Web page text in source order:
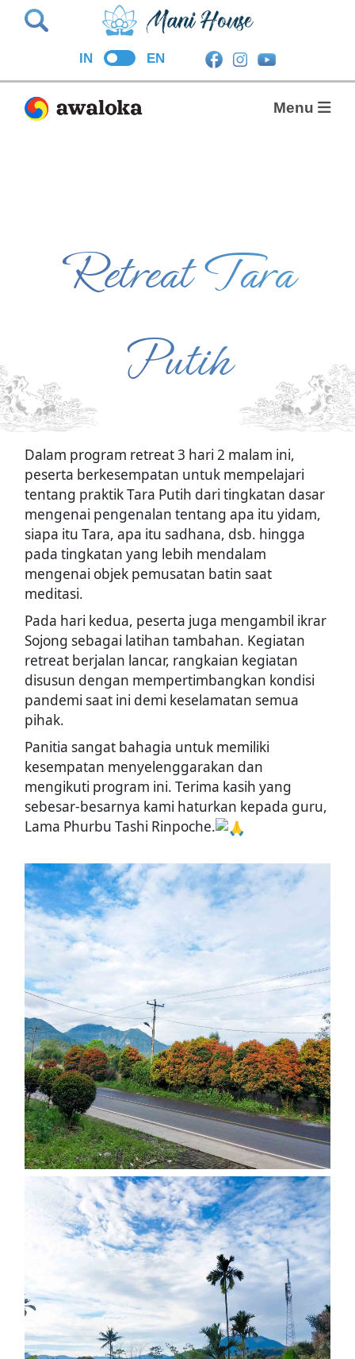
IN EN
Menu
Retreat Tara
Putih
Dalam program retreat 3 hari 2 malam ini,
peserta berkesempatan untuk mempelajari
tentang praktik Tara Putih dari tingkatan dasar
mengenai pengenalan tentang apa itu yidam,
siapa itu Tara, apa itu sadhana, dsb. hingga
pada tingkatan yang lebih mendalam
mengenai objek pemusatan batin saat
meditasi.
Pada hari kedua, peserta juga mengambil ikrar
Sojong sebagai latihan tambahan. Kegiatan
retreat berjalan lancar, rangkaian kegiatan
disusun dengan mempertimbangkan kondisi
pandemi saat ini demi keselamatan semua
pihak.
Panitia sangat bahagia untuk memiliki
kesempatan menyelenggarakan dan
mengikuti program ini. Terima kasih yang
sebesar-besarnya kami haturkan kepada guru,
Lama Phurbu Tashi Rinpoche.